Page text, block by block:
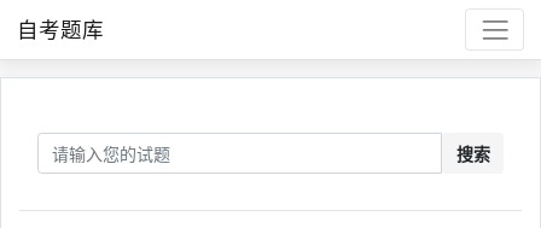
自考题库
搜索